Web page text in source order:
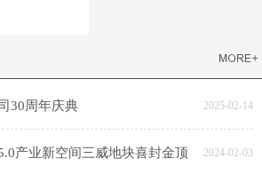
30周年庆典 2025-02-14
产业新空间三威地块喜封金顶 2024-02-03